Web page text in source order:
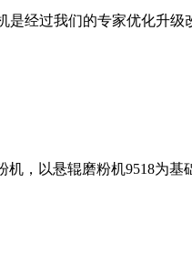
经过我们的专家优化升
，以悬辊磨粉机9518为基